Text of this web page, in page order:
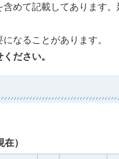
めて記載してあります
なることがあります。
ださい。
）